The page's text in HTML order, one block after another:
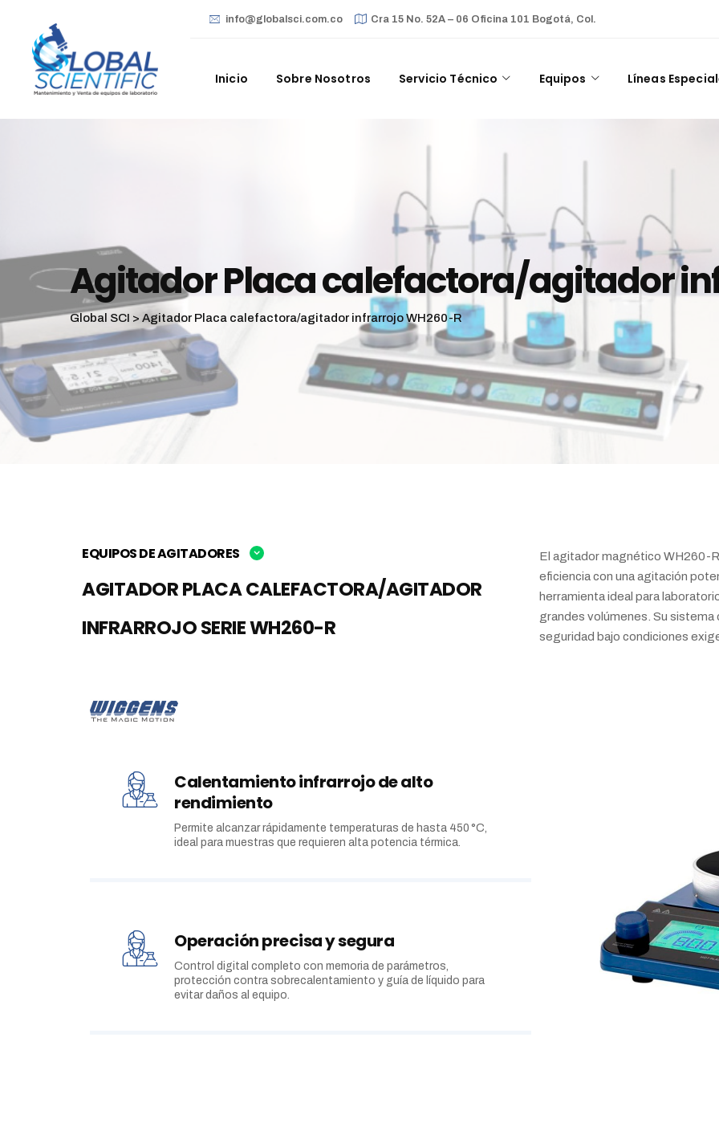
info@globalsci.com.co Cra 15 No. 52A – 06 Oficina 101 Bogotá, Col.
Inicio Sobre Nosotros Servicio Técnico Equipos Líneas
Agitador Placa calefactora/agitador
Global SCI > Agitador Placa calefactora/agitador infrarrojo WH260-R
EQUIPOS DE AGITADORES
AGITADOR PLACA CALEFACTORA/AGITADOR
INFRARROJO SERIE WH260-R
El agitador magnético WH260-
eficiencia con una agitación
herramienta ideal para
grandes volúmenes. Su
seguridad bajo condiciones
Calentamiento infrarrojo de alto
rendimiento
Permite alcanzar rápidamente temperaturas de hasta 450 °C,
ideal para muestras que requieren alta potencia térmica.
Operación precisa y segura
Control digital completo con memoria de parámetros,
protección contra sobrecalentamiento y guía de líquido para
evitar daños al equipo.